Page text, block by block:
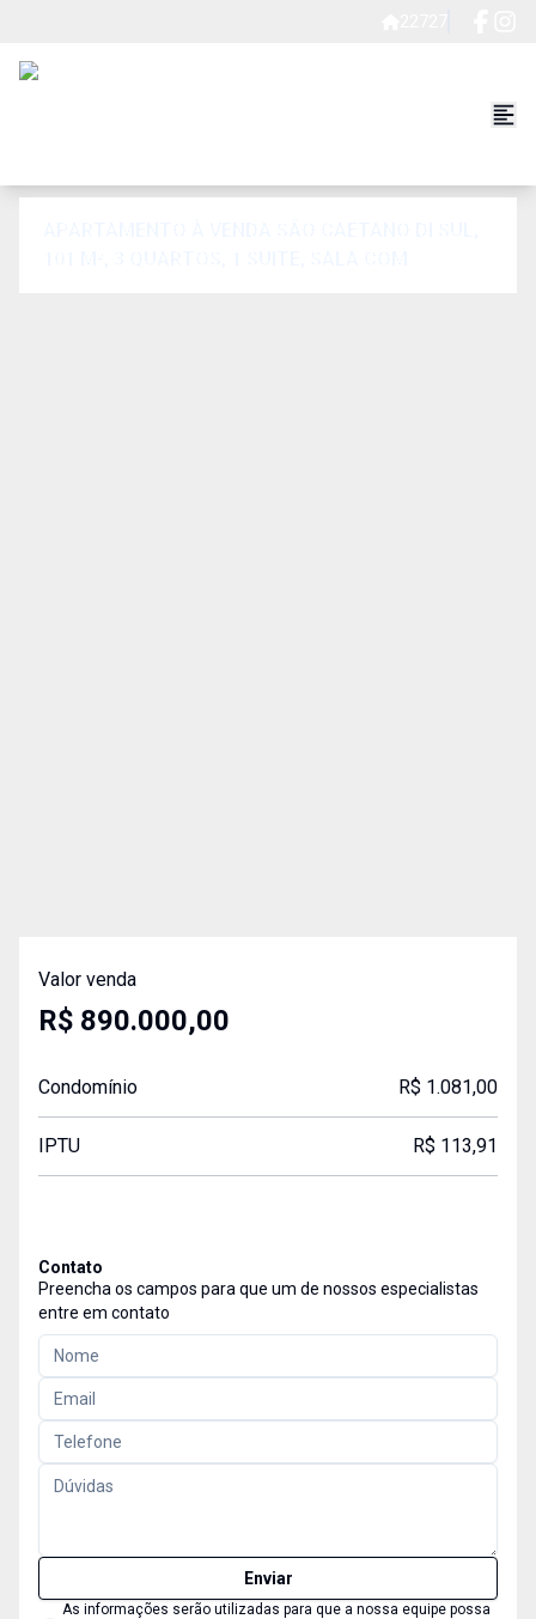
Valor venda
R$ 890.000,00
Condomínio R$ 1.081,00
IPTU R$ 113,91
Contato
Preencha os campos para que um de nossos especialistas
entre em contato
Enviar
As informações serão utilizadas para que a nossa equipe possa